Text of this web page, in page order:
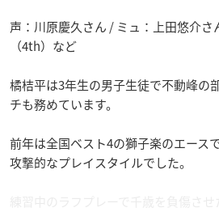
声：川原慶久さん / ミュ：上田悠介
（4th）など
橘桔平は3年生の男子生徒で不動峰の
チも務めています。
前年は全国ベスト4の獅子楽のエース
攻撃的なプレイスタイルでした。